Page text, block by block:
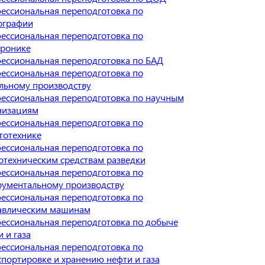
переподготовка по
переподготовка по
переподготовка по БАД
переподготовка по
производству
переподготовка по научным
переподготовка по
переподготовка по
средствам разведки
переподготовка по
производству
переподготовка по
машинам
переподготовка по добыче
и газа
переподготовка по
и хранению нефти и газа